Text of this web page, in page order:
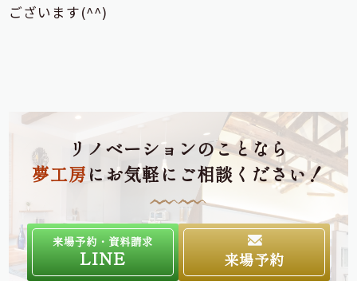
ございます(^^)
リノベーションのことなら
夢工房にお気軽にご相談ください！
来場予約・資料請求
LINE 来場予約